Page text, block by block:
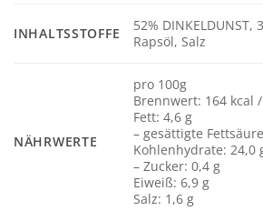
INHALTSSTOFFE
52% DINKELDUNST,
Rapsöl, Salz
NÄHRWERTE
pro 100g
Brennwert: 164 kcal /
Fett: 4,6 g
– gesättigte
Kohlenhydrate: 24,0
– Zucker: 0,4 g
Eiweiß: 6,9 g
Salz: 1,6 g